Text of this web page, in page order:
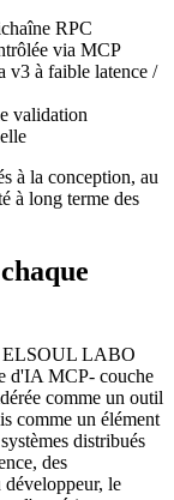
RPC
via MCP
v3 à faible latence /
validation
à la conception, au
à long terme des
ELSOUL LABO
d'IA MCP- couche
comme un outil
comme un élément
distribués
des
développeur, le